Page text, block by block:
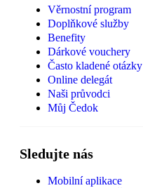
Věrnostní program
Doplňkové služby
Benefity
Dárkové vouchery
Často kladené otázky
Online delegát
Naši průvodci
Můj Čedok
Sledujte nás
Mobilní aplikace